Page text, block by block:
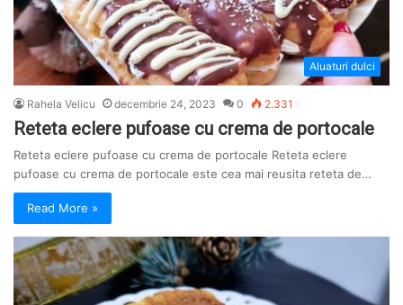
Aluaturi dulci
Rahela Velicu decembrie 24, 2023 0 2.331
Reteta eclere pufoase cu crema de portocale
Reteta eclere pufoase cu crema de portocale Reteta eclere
pufoase cu crema de portocale este cea mai reusita reteta de…
Read More »